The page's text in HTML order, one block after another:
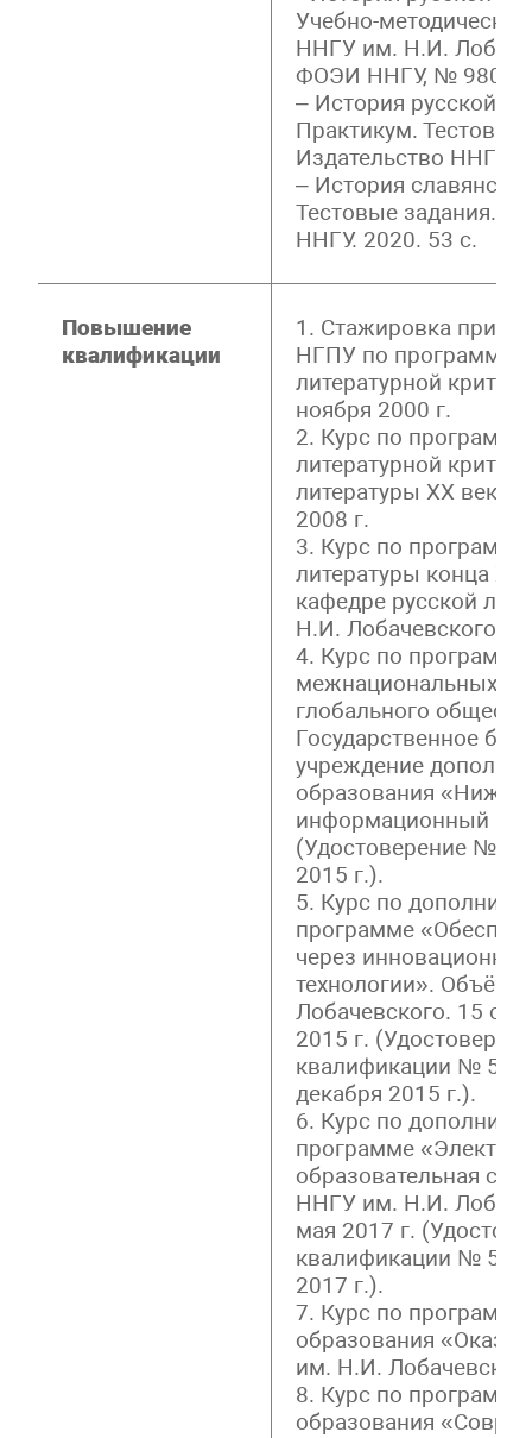
Учебно-
ННГУ им. Н.И.
ФОЭИ ННГУ, №
– История русской
Практикум.
Издательство ННГУ.
– История
Тестовые
ННГУ. 2020. 53 c.
Повышение
квалификации
1. Стажировка при
НГПУ по программе
литературной
ноября 2000 г.
2. Курс по
литературной
литературы ХХ века
2008 г.
3. Курс по
литературы конца
кафедре русской
Н.И. Лобачевского.
4. Курс по
межнациональных
глобального
Государственное
учреждение
образования
информационный
(Удостоверение №
2015 г.).
5. Курс по
программе
через
технологии». Объём
Лобачевского. 15
2015 г.
квалификации №
декабря 2015 г.).
6. Курс по
программе
образовательная
ННГУ им. Н.И.
мая 2017 г.
квалификации №
2017 г.).
7. Курс по
образования
им. Н.И.
8. Курс по
образования